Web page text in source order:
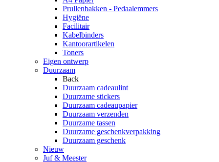
Prullenbakken - Pedaalemmers
Hygiëne
Facilitair
Kabelbinders
Kantoorartikelen
Toners
Eigen ontwerp
Duurzaam
Back
Duurzaam cadeaulint
Duurzame stickers
Duurzaam cadeaupapier
Duurzaam verzenden
Duurzame tassen
Duurzame geschenkverpakking
Duurzaam geschenk
Nieuw
Juf & Meester